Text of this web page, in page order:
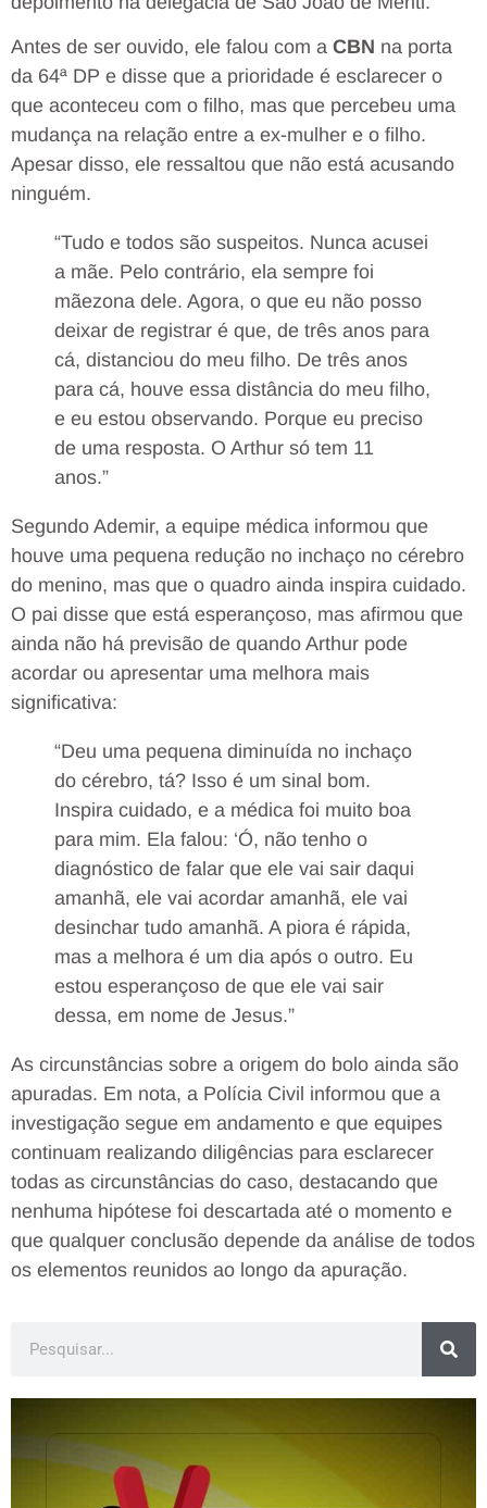
Antes de ser ouvido, ele falou com a CBN na porta
da 64ª DP e disse que a prioridade é esclarecer o
que aconteceu com o filho, mas que percebeu uma
mudança na relação entre a ex-mulher e o filho.
Apesar disso, ele ressaltou que não está acusando
ninguém.
“Tudo e todos são suspeitos. Nunca acusei
a mãe. Pelo contrário, ela sempre foi
mãezona dele. Agora, o que eu não posso
deixar de registrar é que, de três anos para
cá, distanciou do meu filho. De três anos
para cá, houve essa distância do meu filho,
e eu estou observando. Porque eu preciso
de uma resposta. O Arthur só tem 11
anos.”
Segundo Ademir, a equipe médica informou que
houve uma pequena redução no inchaço no cérebro
do menino, mas que o quadro ainda inspira cuidado.
O pai disse que está esperançoso, mas afirmou que
ainda não há previsão de quando Arthur pode
acordar ou apresentar uma melhora mais
significativa:
“Deu uma pequena diminuída no inchaço
do cérebro, tá? Isso é um sinal bom.
Inspira cuidado, e a médica foi muito boa
para mim. Ela falou: ‘Ó, não tenho o
diagnóstico de falar que ele vai sair daqui
amanhã, ele vai acordar amanhã, ele vai
desinchar tudo amanhã. A piora é rápida,
mas a melhora é um dia após o outro. Eu
estou esperançoso de que ele vai sair
dessa, em nome de Jesus.”
As circunstâncias sobre a origem do bolo ainda são
apuradas. Em nota, a Polícia Civil informou que a
investigação segue em andamento e que equipes
continuam realizando diligências para esclarecer
todas as circunstâncias do caso, destacando que
nenhuma hipótese foi descartada até o momento e
que qualquer conclusão depende da análise de todos
os elementos reunidos ao longo da apuração.